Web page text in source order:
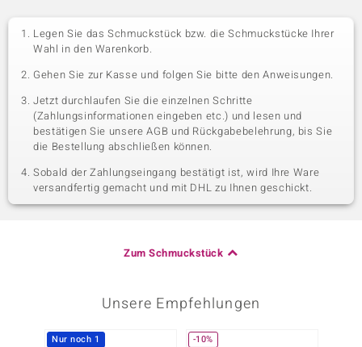
Legen Sie das Schmuckstück bzw. die Schmuckstücke Ihrer
Wahl in den Warenkorb.
Gehen Sie zur Kasse und folgen Sie bitte den Anweisungen.
Jetzt durchlaufen Sie die einzelnen Schritte
(Zahlungsinformationen eingeben etc.) und lesen und
bestätigen Sie unsere AGB und Rückgabebelehrung, bis Sie
die Bestellung abschließen können.
Sobald der Zahlungseingang bestätigt ist, wird Ihre Ware
versandfertig gemacht und mit DHL zu Ihnen geschickt.
Zum Schmuckstück
Unsere Empfehlungen
Nur noch 1 -10%